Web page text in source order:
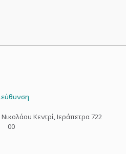
Κεντρί, Ιεράπετρα 722
00